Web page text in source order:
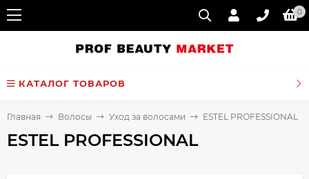
0
КАТАЛОГ ТОВАРОВ
Главная Волосы Уход за волосами ESTEL PROFESSIONAL
ESTEL PROFESSIONAL